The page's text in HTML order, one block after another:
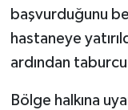
başvurduğunu
hastaneye
ardından
Bölge halkına